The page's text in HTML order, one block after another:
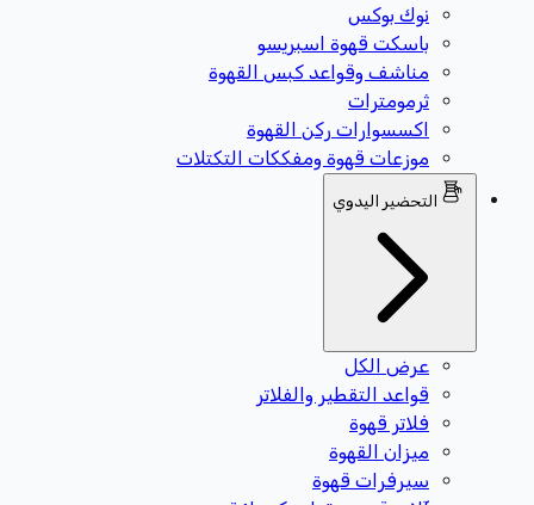
نوك بوكس
باسكت قهوة اسبريسو
مناشف وقواعد كبس القهوة
ثرمومترات
اكسسوارات ركن القهوة
موزعات قهوة ومفككات التكتلات
التحضير اليدوي
عرض الكل
قواعد التقطير والفلاتر
فلاتر قهوة
ميزان القهوة
سيرفرات قهوة